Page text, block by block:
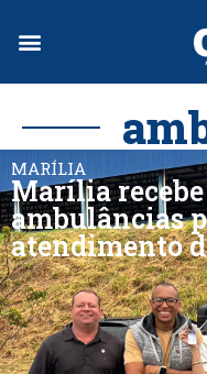
MARÍLIA
Marília
ambulâncias
atendimento